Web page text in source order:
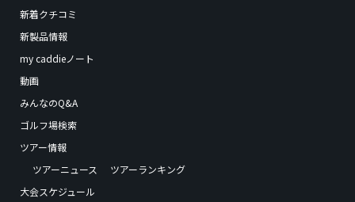
新着クチコミ
新製品情報
my caddieノート
動画
みんなのQ&A
ゴルフ場検索
ツアー情報
ツアーニュース
ツアーランキング
大会スケジュール